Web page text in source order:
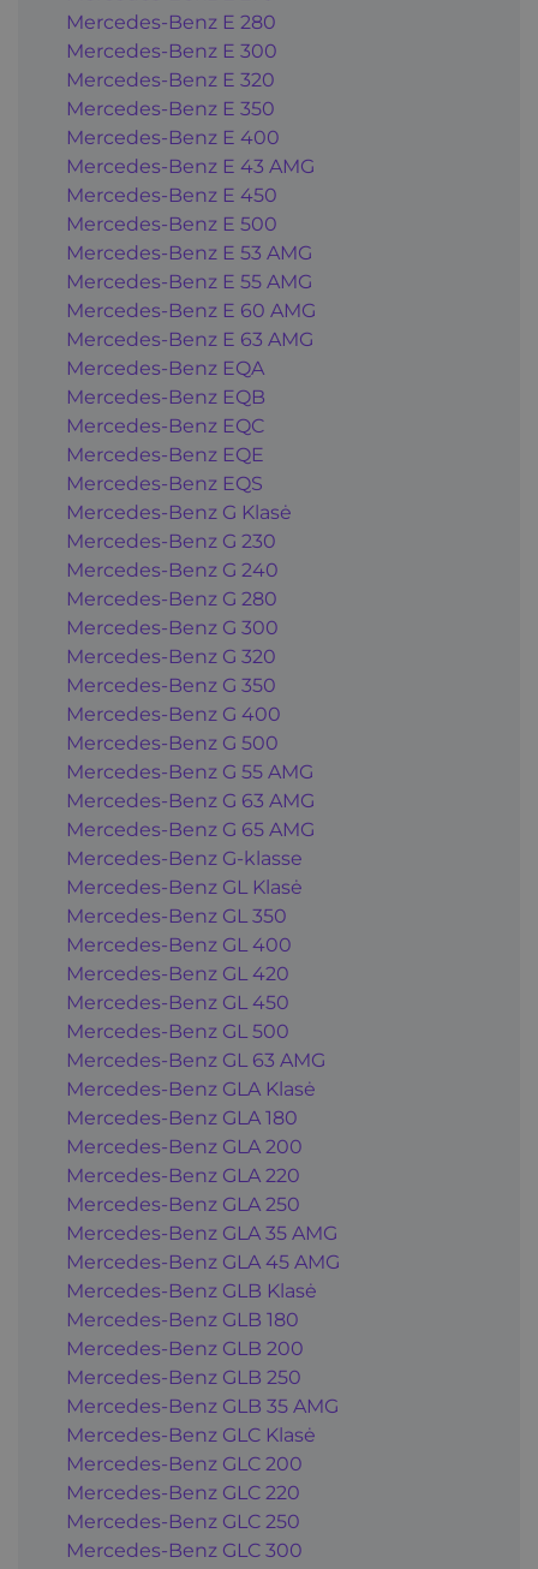
Mercedes-Benz E 280
Mercedes-Benz E 300
Mercedes-Benz E 320
Mercedes-Benz E 350
Mercedes-Benz E 400
Mercedes-Benz E 43 AMG
Mercedes-Benz E 450
Mercedes-Benz E 500
Mercedes-Benz E 53 AMG
Mercedes-Benz E 55 AMG
Mercedes-Benz E 60 AMG
Mercedes-Benz E 63 AMG
Mercedes-Benz EQA
Mercedes-Benz EQB
Mercedes-Benz EQC
Mercedes-Benz EQE
Mercedes-Benz EQS
Mercedes-Benz G Klasė
Mercedes-Benz G 230
Mercedes-Benz G 240
Mercedes-Benz G 280
Mercedes-Benz G 300
Mercedes-Benz G 320
Mercedes-Benz G 350
Mercedes-Benz G 400
Mercedes-Benz G 500
Mercedes-Benz G 55 AMG
Mercedes-Benz G 63 AMG
Mercedes-Benz G 65 AMG
Mercedes-Benz G-klasse
Mercedes-Benz GL Klasė
Mercedes-Benz GL 350
Mercedes-Benz GL 400
Mercedes-Benz GL 420
Mercedes-Benz GL 450
Mercedes-Benz GL 500
Mercedes-Benz GL 63 AMG
Mercedes-Benz GLA Klasė
Mercedes-Benz GLA 180
Mercedes-Benz GLA 200
Mercedes-Benz GLA 220
Mercedes-Benz GLA 250
Mercedes-Benz GLA 35 AMG
Mercedes-Benz GLA 45 AMG
Mercedes-Benz GLB Klasė
Mercedes-Benz GLB 180
Mercedes-Benz GLB 200
Mercedes-Benz GLB 250
Mercedes-Benz GLB 35 AMG
Mercedes-Benz GLC Klasė
Mercedes-Benz GLC 200
Mercedes-Benz GLC 220
Mercedes-Benz GLC 250
Mercedes-Benz GLC 300